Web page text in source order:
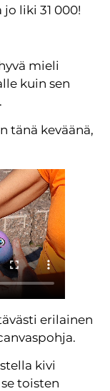
jo liki 31 000!
mieli
kuin sen
.
tänä keväänä,
erilainen
kivi
toisten